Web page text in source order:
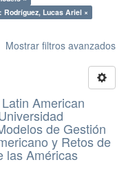
Rodríguez, Lucas Ariel ×
Mostrar filtros avanzados
American
de Gestión
y Retos de
las Américas